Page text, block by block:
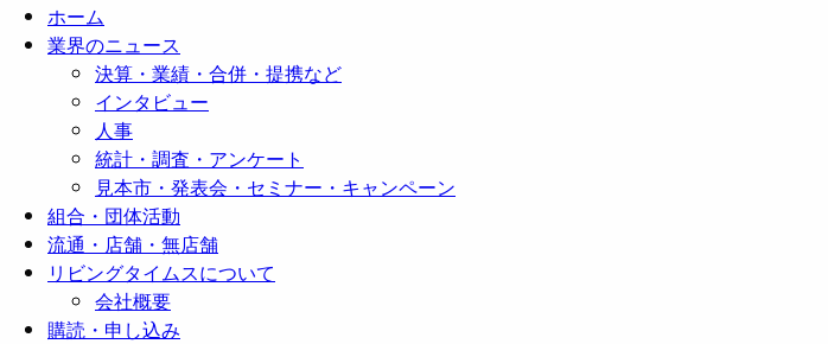
ホーム
業界のニュース
決算・業績・合併・提携など
インタビュー
人事
統計・調査・アンケート
見本市・発表会・セミナー・キャンペーン
組合・団体活動
流通・店舗・無店舗
リビングタイムスについて
会社概要
購読・申し込み